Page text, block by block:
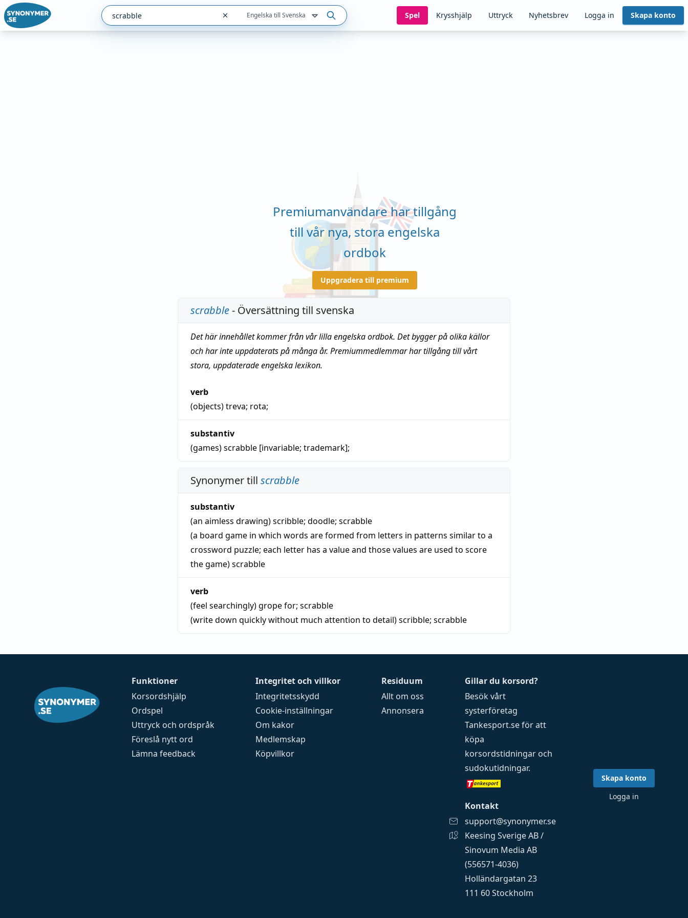
Engelska till Svenska Spel Krysshjälp Uttryck Nyhetsbrev Logga in Skapa konto
Premiumanvändare har tillgång
till vår nya, stora engelska
ordbok
Uppgradera till premium
scrabble- Översättning till svenska
Det här innehållet kommer från vår lilla engelska ordbok. Det bygger på olika källor
och har inte uppdaterats på många år. Premiummedlemmar har tillgång till vårt
stora, uppdaterade engelska lexikon.
verb
(objects)treva; rota;
substantiv
(games)scrabble [invariable; trademark];
Synonymer till scrabble
substantiv
(an aimless drawing)scribble; doodle; scrabble
(a board game in which words are formed from letters in patterns similar to a
crossword puzzle; each letter has a value and those values are used to score
the game)scrabble
verb
(feel searchingly)grope for; scrabble
(write down quickly without much attention to detail)scribble; scrabble
Funktioner
Korsordshjälp
Ordspel
Uttryck och ordspråk
Föreslå nytt ord
Lämna feedback
Integritet och villkor
Integritetsskydd
Cookie-inställningar
Om kakor
Medlemskap
Köpvillkor
Residuum
Allt om oss
Annonsera
Gillar du korsord?
Besök vårt
systerföretag
Tankesport.seför att
köpa
korsordstidningar och
sudokutidningar.
Kontakt
support@synonymer.se
Keesing Sverige AB /
Sinovum Media AB
(556571-4036)
Holländargatan 23
111 60 Stockholm
Skapa konto
Logga in